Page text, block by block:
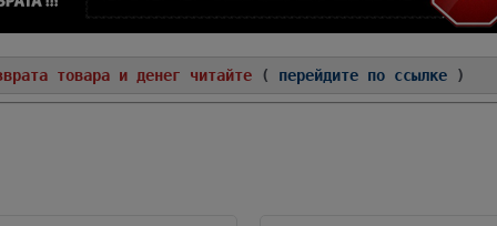
товара и денег читайте( перейдите по ссылке)